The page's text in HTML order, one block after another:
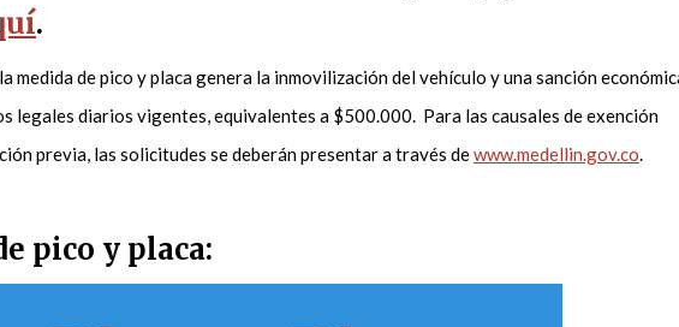
.
medida de pico y placa genera la inmovilización del vehículo y una sanción
legales diarios vigentes, equivalentes a $500.000. Para las causales de exención
previa, las solicitudes se deberán presentar a través dewww.medellin.gov.co.
pico y placa: